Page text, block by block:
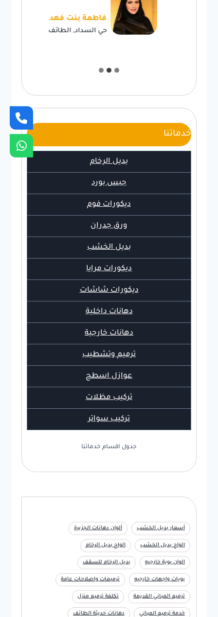
فاطمة بنت فهد
حي السداد, الطائف
خدماتنا
بديل الرخام
جبس بورد
ديكورات فوم
ورق جدران
بديل الخشب
ديكورات مرايا
ديكورات شاشات
دهانات داخلية
دهانات خارجية
ترميم وتشطيب
عوازل اسطح
تركيب مظلات
تركيب سواتر
جدول اقسام خدماتنا
أسعار بديل الخشب ألوان دهانات الجزيرة
الواح بديل الخشب الواح بديل الرخام
الوان بوية خارجيه بديل الرخام للسقف
بويات واجهات خارجيه ترميمات واصلاحات عامة
ترميم المباني القديمة تكلفة ترميم منزل
خدمة ترميم المباني دهانات حديثة الطائف